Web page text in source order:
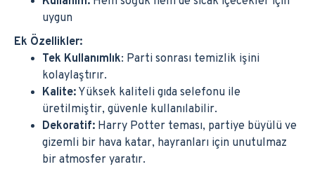
uygun
Ek Özellikler:
Tek Kullanımlık: Parti sonrası temizlik işini
kolaylaştırır.
Kalite: Yüksek kaliteli gıda selefonu ile
üretilmiştir, güvenle kullanılabilir.
Dekoratif: Harry Potter teması, partiye büyülü ve
gizemli bir hava katar, hayranları için unutulmaz
bir atmosfer yaratır.